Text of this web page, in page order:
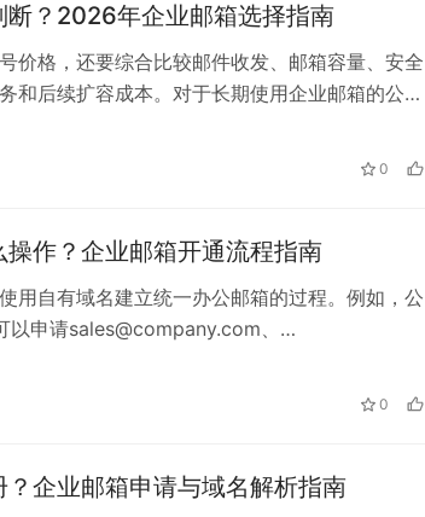
断？2026年企业邮箱选择指南
价格，还要综合比较邮件收发、邮箱容量、安全
和后续扩容成本。对于长期使用企业邮箱的公司
业邮箱性价比，是指企业支付的费用与实际获得
0
作？企业邮箱开通流程指南
用自有域名建立统一办公邮箱的过程。例如，公
申请sales@company.com、
完成域名解析。 一、公司域名邮箱申请需要哪些
0
企业邮箱申请与域名解析指南